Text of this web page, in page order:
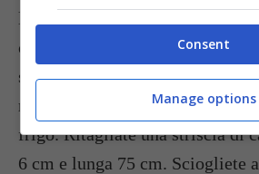
l’operazione con le altre due
decorazione
. Montate la panna,
sull’ultimo strato di crema e
riccioli di
cioccolato al latte.
frigo. Ritagliate una striscia di
6 cm e lunga 75 cm. Sciogliete
Consent
Manage options